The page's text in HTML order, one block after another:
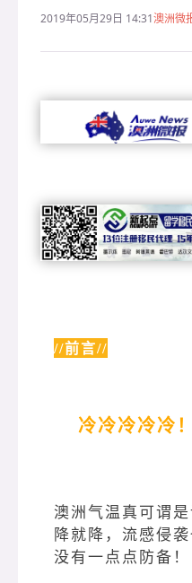
2019年05月29日 14:31澳洲微
//前言//
冷冷冷冷冷！
澳洲气温真可谓
降就降，流感侵袭
没有一点点防备！